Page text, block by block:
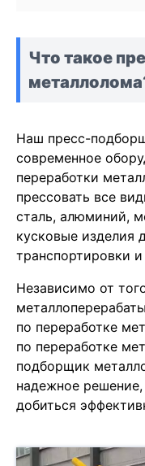
Что такое
Наш пресс-
современное
переработки
прессовать все
сталь, алюминий,
кусковые изделия
транспортировки
Независимо от
по переработке
по переработке
подборщик
надежное
добиться